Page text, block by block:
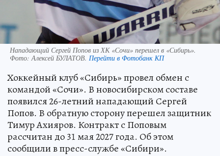
Нападающий Сергей Попов из ХК «Сочи» перешел в «Сибирь».
Фото:Алексей БУЛАТОВ. Перейти в Фотобанк КП
Хоккейный клуб «Сибирь» провел обмен с
командой «Сочи». В новосибирском составе
появился 26-летний нападающий Сергей
Попов. В обратную сторону перешел защитник
Тимур Ахияров. Контракт с Поповым
рассчитан до 31 мая 2027 года. Об этом
сообщили в пресс-службе «Сибири».